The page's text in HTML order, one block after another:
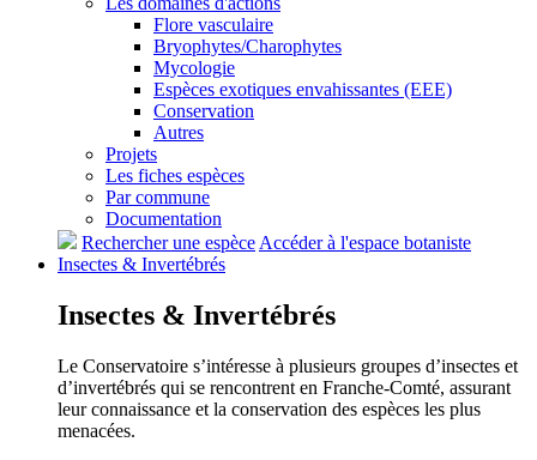
Flore vasculaire
Bryophytes/Charophytes
Mycologie
Espèces exotiques envahissantes (EEE)
Conservation
Autres
Projets
Les fiches espèces
Par commune
Documentation
Rechercher une espèceAccéder à l'espace botaniste
Insectes & Invertébrés
Insectes & Invertébrés
Le Conservatoire s’intéresse à plusieurs groupes d’insectes et
d’invertébrés qui se rencontrent en Franche-Comté, assurant
leur connaissance et la conservation des espèces les plus
menacées.